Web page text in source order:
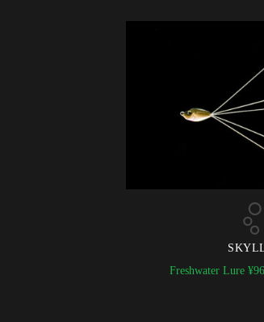
Freshwater Lure ¥